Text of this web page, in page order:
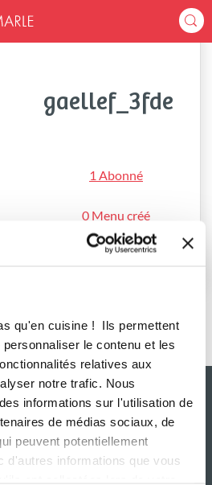
qu'en cuisine ! Ils permettent
le contenu et les
relatives aux
notre trafic. Nous
informations sur l'utilisation de
de médias sociaux, de
peuvent potentiellement
d'autres informations que vous
gaellef_3fde
1 Abonné
0 Menu créé